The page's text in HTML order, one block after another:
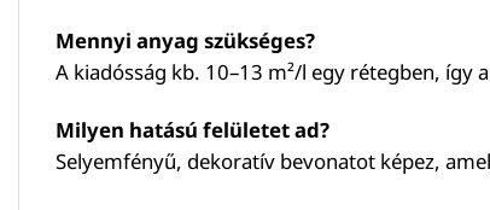
Mennyi anyag szükséges?
A kiadósság kb. 10–13 m²/l egy rétegben, így
Milyen hatású felületet ad?
Selyemfényű, dekoratív bevonatot képez,